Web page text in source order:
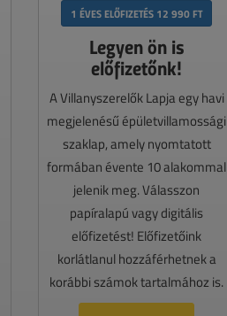
1 ÉVES ELŐFIZETÉS 12 990 FT
Legyen ön is
előfizetőnk!
A Villanyszerelők Lapja egy havi
megjelenésű épületvillamossági
szaklap, amely nyomtatott
formában évente 10 alakommal
jelenik meg. Válasszon
papíralapú vagy digitális
előfizetést! Előfizetőink
korlátlanul hozzáférhetnek a
korábbi számok tartalmához is.